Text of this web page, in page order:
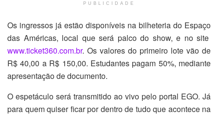
PUBLICIDADE
Os ingressos já estão disponíveis na bilheteria do Espaço
das Américas, local que será palco do show, e no site
www.ticket360.com.br. Os valores do primeiro lote vão de
R$ 40,00 a R$ 150,00. Estudantes pagam 50%, mediante
apresentação de documento.
O espetáculo será transmitido ao vivo pelo portal EGO. Já
para quem quiser ficar por dentro de tudo que acontece na